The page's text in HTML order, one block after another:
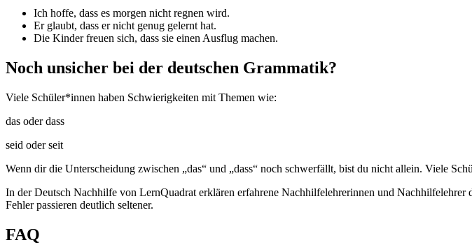
Ich hoffe, dass es morgen nicht regnen wird.
Er glaubt, dass er nicht genug gelernt hat.
Die Kinder freuen sich, dass sie einen Ausflug machen.
Noch unsicher bei der deutschen Grammatik?
Viele Schüler*innen haben Schwierigkeiten mit Themen wie:
das oder dass
seid oder seit
Wenn dir die Unterscheidung zwischen „das“ und „dass“ noch schwerfällt, bist du nicht allein. Viele
In der Deutsch Nachhilfe von LernQuadrat erklären erfahrene Nachhilfelehrerinnen und
Fehler passieren deutlich seltener.
FAQ